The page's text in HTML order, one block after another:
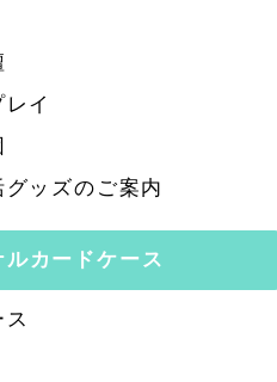
イ
ッズのご案内
ルカードケース